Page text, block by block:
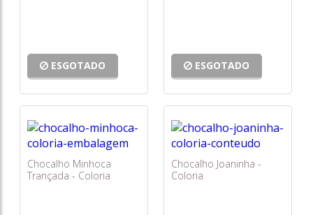
ESGOTADO ESGOTADO
Chocalho Minhoca
Trançada - Coloria
Chocalho Joaninha -
Coloria